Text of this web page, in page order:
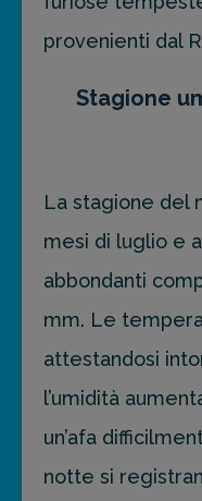
provenienti dal
Stagione
La stagione del
mesi di luglio e
abbondanti
mm. Le
attestandosi
l’umidità
un’afa
notte si